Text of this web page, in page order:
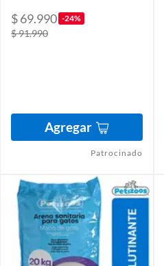
$ 69.990 -24%
$ 91.990
Agregar
Patrocinado